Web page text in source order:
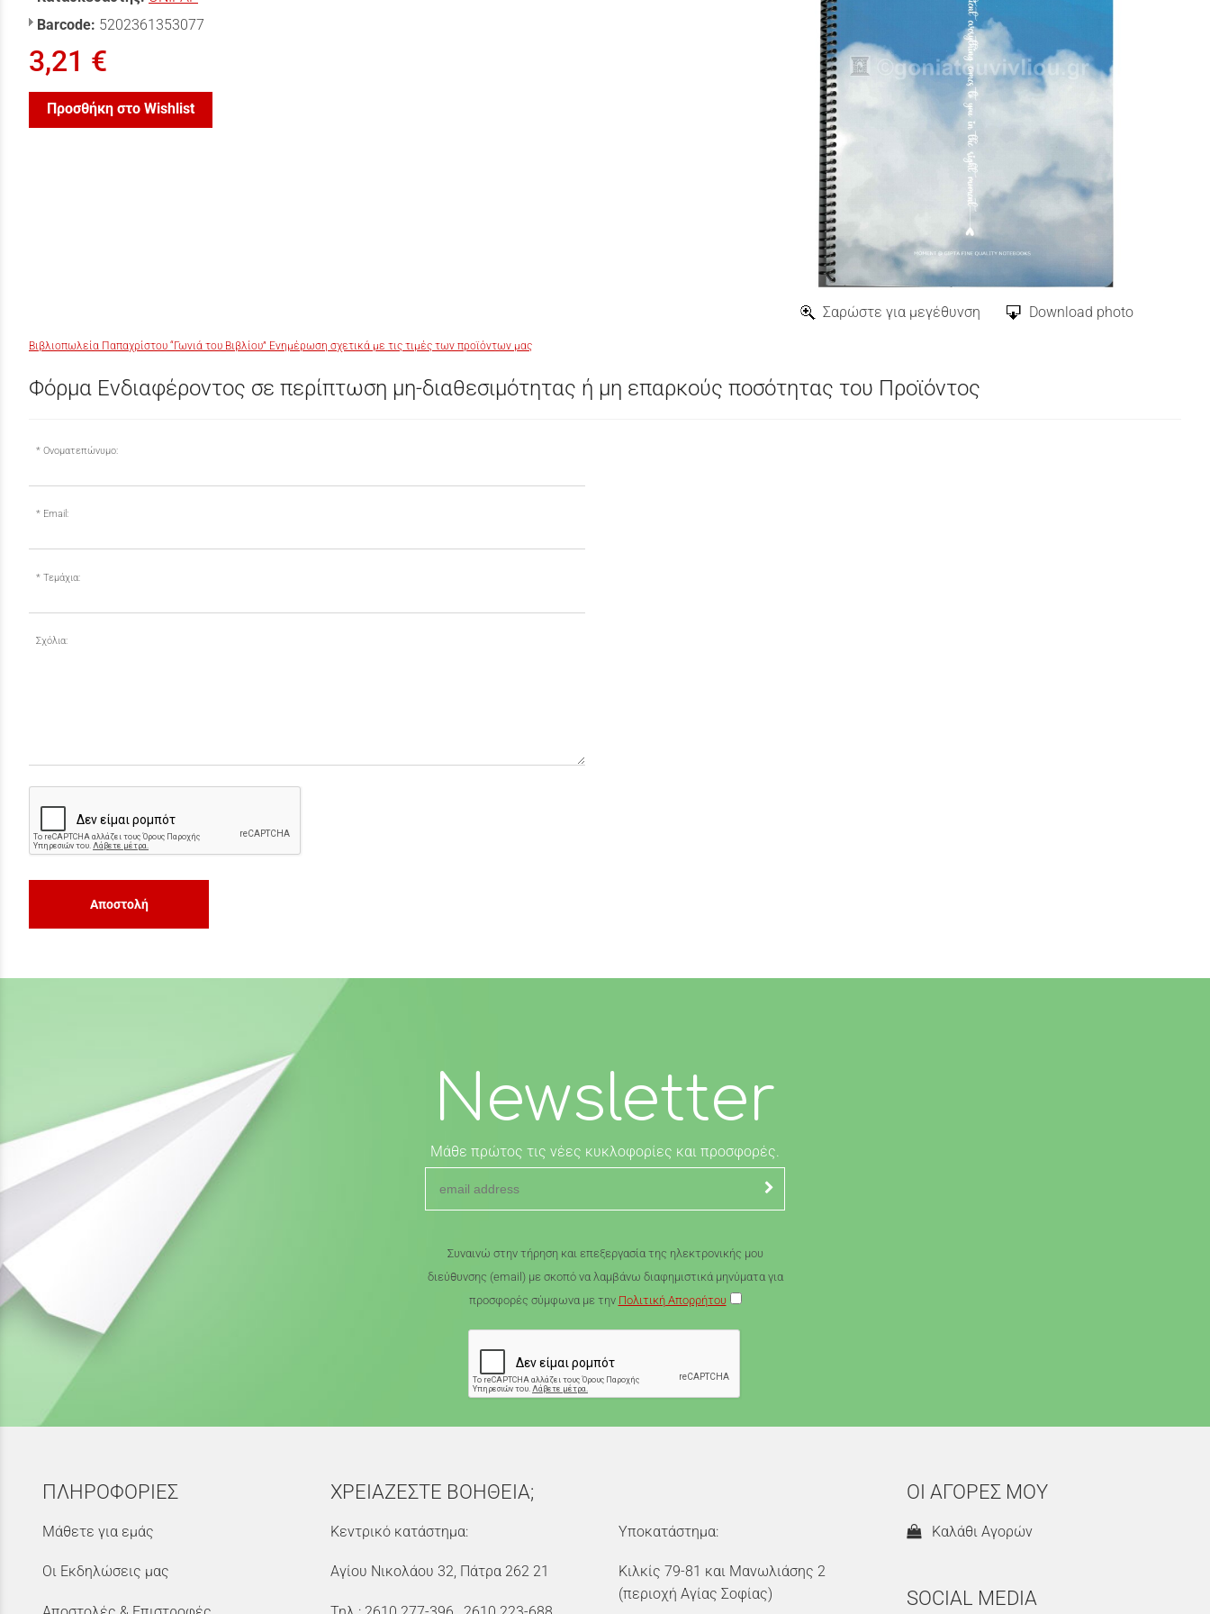
Σαρώστε για μεγέθυνση Download photo
Barcode: 5202361353077
3,21 €
Προσθήκη στο Wishlist
Βιβλιοπωλεία Παπαχρίστου “Γωνιά του Βιβλίου” Ενημέρωση σχετικά με τις τιμές των προϊόντων μας
Φόρμα Ενδιαφέροντος σε περίπτωση μη-διαθεσιμότητας ή μη επαρκούς ποσότητας του Προϊόντος
Ονοματεπώνυμο:
Email:
Τεμάχια:
Σχόλια:
Αποστολή
Newsletter
Μάθε πρώτος τις νέες κυκλοφορίες και προσφορές.
Συναινώ στην τήρηση και επεξεργασία της ηλεκτρονικής μου
διεύθυνσης (email) με σκοπό να λαμβάνω διαφημιστικά μηνύματα για
προσφορές σύμφωνα με την Πολιτική Απορρήτου
ΠΛΗΡΟΦΟΡΙΕΣ
Μάθετε για εμάς
Οι Εκδηλώσεις μας
ΧΡΕΙΑΖΕΣΤΕ ΒΟΗΘΕΙΑ;
Κεντρικό κατάστημα:
Αγίου Νικολάου 32, Πάτρα 262 21
Υποκατάστημα:
Κιλκίς 79-81 και Μανωλιάσης 2
(περιοχή Αγίας Σοφίας)
ΟΙ ΑΓΟΡΕΣ ΜΟΥ
Καλάθι Αγορών
SOCIAL MEDIA